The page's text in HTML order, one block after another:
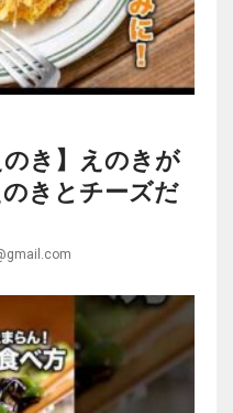
のき】えのきが
きとチーズだ